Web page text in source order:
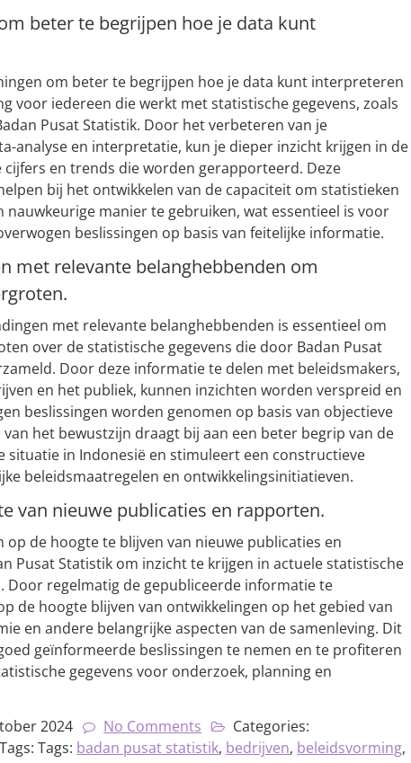
beter te begrijpen hoe je data kunt
om beter te begrijpen hoe je data kunt interpreteren
voor iedereen die werkt met statistische gegevens, zoals
Pusat Statistik. Door het verbeteren van je
analyse en interpretatie, kun je dieper inzicht krijgen in de
cijfers en trends die worden gerapporteerd. Deze
bij het ontwikkelen van de capaciteit om statistieken
nauwkeurige manier te gebruiken, wat essentieel is voor
beslissingen op basis van feitelijke informatie.
met relevante belanghebbenden om
met relevante belanghebbenden is essentieel om
over de statistische gegevens die door Badan Pusat
Door deze informatie te delen met beleidsmakers,
en het publiek, kunnen inzichten worden verspreid en
beslissingen worden genomen op basis van objectieve
het bewustzijn draagt bij aan een beter begrip van de
situatie in Indonesië en stimuleert een constructieve
beleidsmaatregelen en ontwikkelingsinitiatieven.
van nieuwe publicaties en rapporten.
op de hoogte te blijven van nieuwe publicaties en
Pusat Statistik om inzicht te krijgen in actuele statistische
Door regelmatig de gepubliceerde informatie te
de hoogte blijven van ontwikkelingen op het gebied van
en andere belangrijke aspecten van de samenleving. Dit
geïnformeerde beslissingen te nemen en te profiteren
gegevens voor onderzoek, planning en
2024 No Comments
Categories:
Tags: Tags: badan pusat statistik, bedrijven, beleidsvorming,